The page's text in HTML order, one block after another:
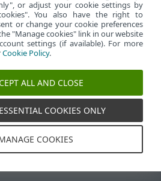
s r.
Cookies verwalten
Cookie-Richtlinie
or adjust your cookie settings by
You also have the right to
or change your cookie preferences
"Manage cookies" link in our website
settings (if available). For more
Cookie Policy.
ALL AND CLOSE
COOKIES ONLY
COOKIES